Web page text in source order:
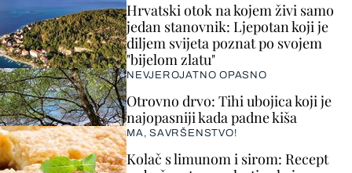
Hrvatski otok na kojem živi samo
jedan stanovnik: Ljepotan koji je
diljem svijeta poznat po svojem
"bijelom zlatu"
NEVJEROJATNO OPASNO
Otrovno drvo: Tihi ubojica koji je
najopasniji kada padne kiša
MA, SAVRŠENSTVO!
Kolač s limunom i sirom: Recept